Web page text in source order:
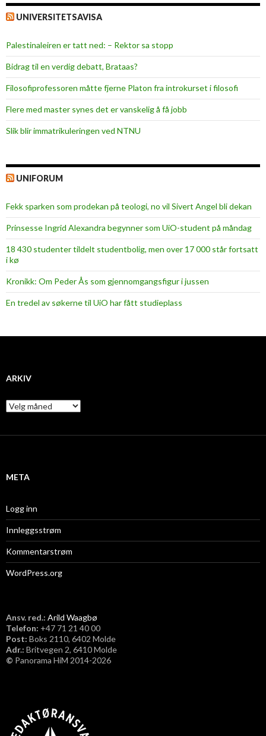
UNIVERSITETSAVISA
Palestinaleiren er tatt ned: – Rektor sa stopp
Bidrag til en verdig debatt, Brataas?
Filosofiprofessoren måtte fjerne Platon fra introkurset i filosofi
Flere med master synes det er vanskelig å få jobb
Slik blir immatrikuleringen ved NTNU
UNIFORUM
Fekk sparken som prodekan på teologi, no vil Sivert Angel bli dekan
Prinsesse Ingrid Alexandra begynner som UiO-student på måndag
18 430 studenter tildelt studentbolig, men over 17 000 står fortsatt
i kø
Kronikk: Om Peder Ås som gjennomgangsfigur i jussen
En tredel av søkerne til UiO har fått studieplass
ARKIV
A
r
i
META
Logg inn
Innleggsstrøm
Kommentarstrøm
WordPress.org
Ansv. red.: Arild Waagbø
Telefon: ​+47 71 21 40 00
Post: Boks 2110, 6402 Molde
Adr.: Britvegen 2, 6410 Molde
© Panorama HiM 2014-2026